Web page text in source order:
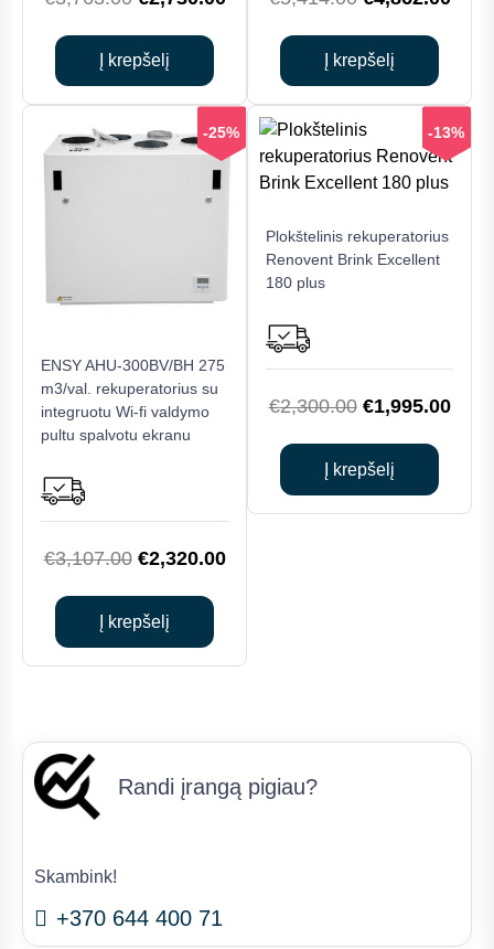
was:
€3,763.00.
€2,730.00.
Į krepšelį
was:
€5,414.00.
Į krepšelį
-25%
ENSY AHU-300BV/BH 275
m3/val. rekuperatorius su
integruotu Wi-fi valdymo
pultu spalvotu ekranu
€3,107.00 Original
was:
€3,107.00.
€2,320.00Current
Į krepšelį
-13%
Plokštelinis rekuperatorius
Renovent Brink Excellent
180 plus
€2,300.00 Original
was:
€2,300.00.
€1,995.00
Į krepšelį
Randi įrangą pigiau?
Skambink!
+370 644 400 71